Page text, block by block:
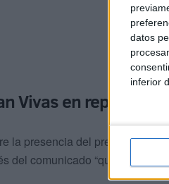
datos
inferior
Vivas en
la presencia del presidente
del comunicado “que ha